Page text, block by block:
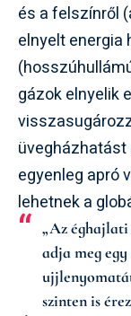
és a felszínről
elnyelt
gázok elnyelik
egyenleg apró
lehetnek a
„Az
adja meg
szinten is